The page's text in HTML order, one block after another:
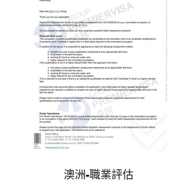
澳洲-職業評估